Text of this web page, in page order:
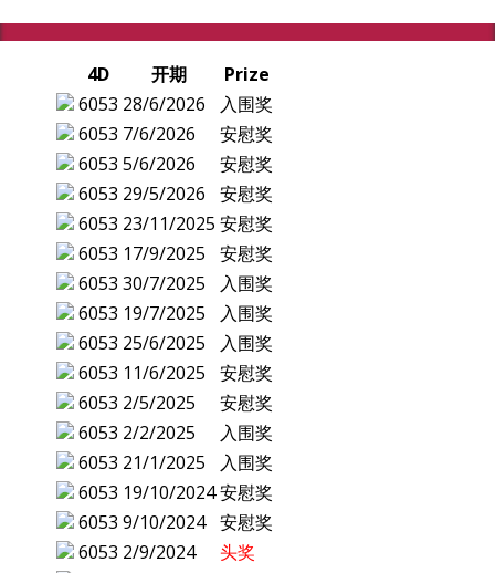
4D 开期
Prize
6053 28/6/2026
入围奖
6053 7/6/2026
安慰奖
6053 5/6/2026
安慰奖
6053 29/5/2026
安慰奖
6053 23/11/2025 安慰奖
6053 17/9/2025
安慰奖
6053 30/7/2025
入围奖
6053 19/7/2025
入围奖
6053 25/6/2025
入围奖
6053 11/6/2025
安慰奖
6053 2/5/2025
安慰奖
6053 2/2/2025
入围奖
6053 21/1/2025
入围奖
6053 19/10/2024安慰奖
6053 9/10/2024 安慰奖
6053 2/9/2024
头奖